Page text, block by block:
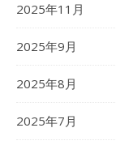
2025年11月
2025年9月
2025年8月
2025年7月